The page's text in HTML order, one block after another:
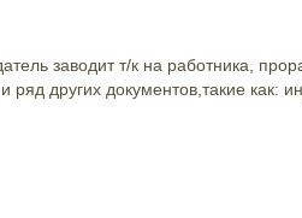
заводит т/к на работника,
других документов,такие как: